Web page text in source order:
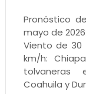
Pronóstico
mayo de 2026:
Viento de
km/h:
tolvaneras
Coahuila y